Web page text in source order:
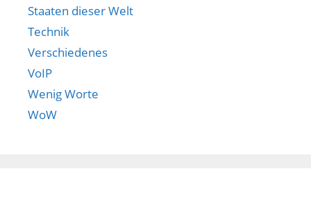
Staaten dieser Welt
Technik
Verschiedenes
VoIP
Wenig Worte
WoW